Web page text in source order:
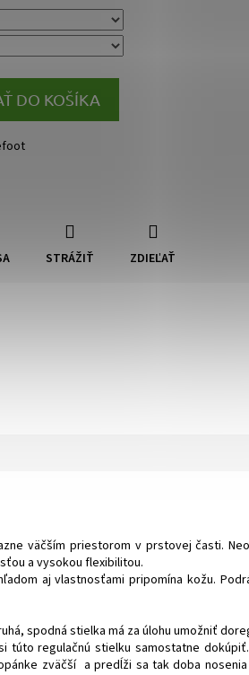
DO KOŠÍKA
STRÁŽIŤ ZDIEĽAŤ
väčším priestorom v prstovej časti.
a vysokou flexibilitou.
aj vlastnosťami pripomína kožu.
spodná stielka má za úlohu umožniť
regulačnú stielku samostatne
zväčší a predĺži sa tak doba